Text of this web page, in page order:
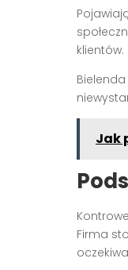
klientów.
Jak
Firma